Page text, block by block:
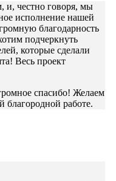
и, честно говоря, мы
исполнение нашей
благодарность
подчеркнуть
которые сделали
Весь проект
спасибо! Желаем
благородной работе.